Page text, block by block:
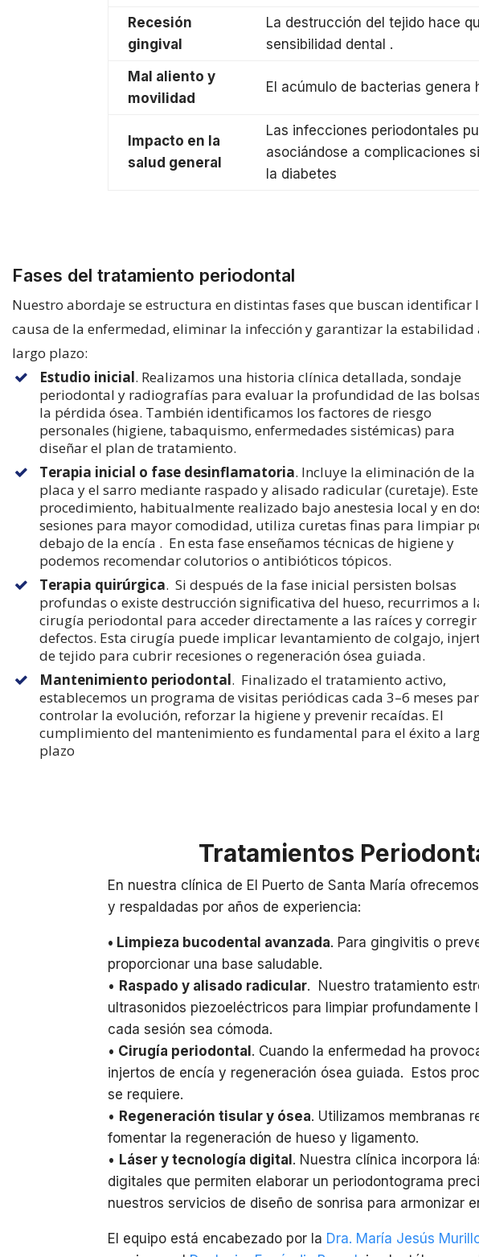
Recesión
gingival
La destrucción del tejido hace
sensibilidad dental .
Mal aliento y
movilidad
El acúmulo de bacterias
Impacto en la
salud general
Las infecciones periodontales
asociándose a complicaciones
la diabetes
Fases del tratamiento periodontal
Nuestro abordaje se estructura en distintas fases que buscan identificar
causa de la enfermedad, eliminar la infección y garantizar la estabilidad
largo plazo:
Estudio inicial. Realizamos una historia clínica detallada, sondaje
periodontal y radiografías para evaluar la profundidad de las
la pérdida ósea. También identificamos los factores de riesgo
personales (higiene, tabaquismo, enfermedades sistémicas) para
diseñar el plan de tratamiento.
Terapia inicial o fase desinflamatoria. Incluye la eliminación de la
placa y el sarro mediante raspado y alisado radicular (curetaje). Este
procedimiento, habitualmente realizado bajo anestesia local y en
sesiones para mayor comodidad, utiliza curetas finas para limpiar
debajo de la encía . En esta fase enseñamos técnicas de higiene y
podemos recomendar colutorios o antibióticos tópicos.
Terapia quirúrgica. Si después de la fase inicial persisten bolsas
profundas o existe destrucción significativa del hueso, recurrimos a
cirugía periodontal para acceder directamente a las raíces y corregir
defectos. Esta cirugía puede implicar levantamiento de colgajo,
de tejido para cubrir recesiones o regeneración ósea guiada.
Mantenimiento periodontal. Finalizado el tratamiento activo,
establecemos un programa de visitas periódicas cada 3–6 meses
controlar la evolución, reforzar la higiene y prevenir recaídas. El
cumplimiento del mantenimiento es fundamental para el éxito a
plazo
Tratamientos
En nuestra clínica de El Puerto de Santa María
y respaldadas por años de experiencia:
• Limpieza bucodental avanzada. Para gingivitis o
proporcionar una base saludable.
• Raspado y alisado radicular. Nuestro tratamiento
ultrasonidos piezoeléctricos para limpiar
cada sesión sea cómoda.
• Cirugía periodontal . Cuando la enfermedad ha
injertos de encía y regeneración ósea guiada. Estos
se requiere.
• Regeneración tisular y ósea. Utilizamos membranas
fomentar la regeneración de hueso y ligamento.
• Láser y tecnología digital . Nuestra clínica incorpora
digitales que permiten elaborar un periodontograma
nuestros servicios de diseño de sonrisa para armonizar
El equipo está encabezado por la Dra. María Jesús